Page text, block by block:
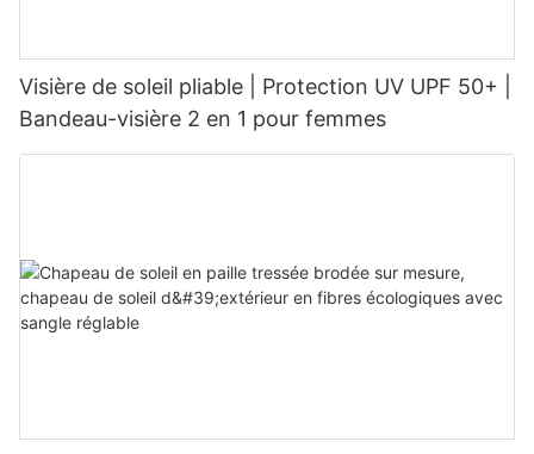
Visière de soleil pliable | Protection UV UPF 50+ |
Bandeau-visière 2 en 1 pour femmes